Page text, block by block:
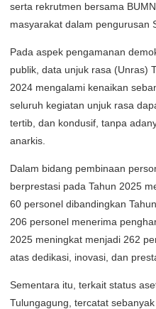
serta rekrutmen bersama
masyarakat dalam pengurusan
Pada aspek pengamanan
publik, data unjuk rasa (Unras)
2024 mengalami kenaikan
seluruh kegiatan unjuk rasa
tertib, dan kondusif, tanpa
anarkis.
Dalam bidang pembinaan
berprestasi pada Tahun 2025
60 personel dibandingkan
206 personel menerima
2025 meningkat menjadi 262
atas dedikasi, inovasi, dan
Sementara itu, terkait status
Tulungagung, tercatat